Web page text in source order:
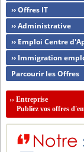
›› Offres IT
›› Administrative
›› Emploi Centre
›› Immigration
Parcourir les Offres
››Entreprise
Publiez vos offres